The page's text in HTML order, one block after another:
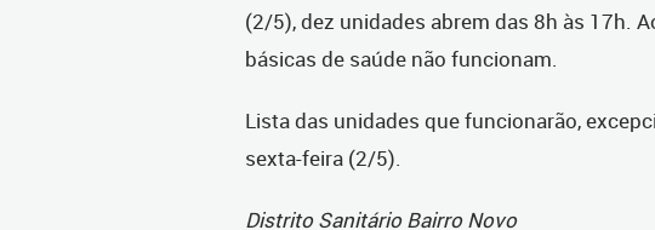
(2/5), dez unidades abrem das 8h às 17h.
básicas de saúde não funcionam.
Lista das unidades que funcionarão,
sexta-feira (2/5).
Distrito Sanitário Bairro Novo